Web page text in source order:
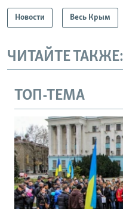
Новости Весь Крым
ЧИТАЙТЕ ТАКЖЕ:
ТОП-ТЕМА